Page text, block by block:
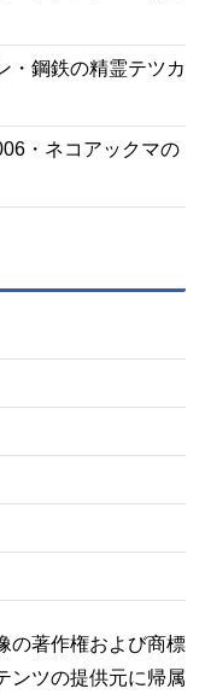
・鋼鉄の精霊テツカ
・ネコアックマの
の著作権および商標
ンツの提供元に帰属